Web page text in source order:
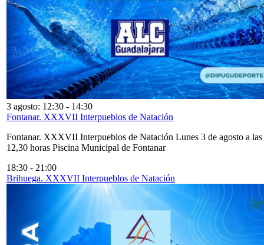
3 agosto: 12:30 - 14:30
Fontanar. XXXVII Interpueblos de Natación
Fontanar. XXXVII Interpueblos de Natación Lunes 3 de agosto a las
12,30 horas Piscina Municipal de Fontanar
18:30 - 21:00
Brihuega. XXXVII Interpueblos de Natación